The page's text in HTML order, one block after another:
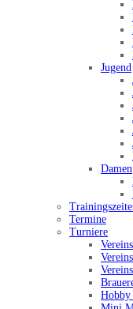
Jugend
Damen
Termine
Turniere